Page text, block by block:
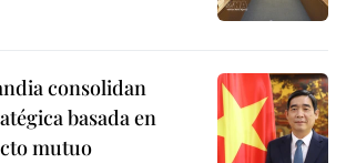
consolidan
basada en
mutuo